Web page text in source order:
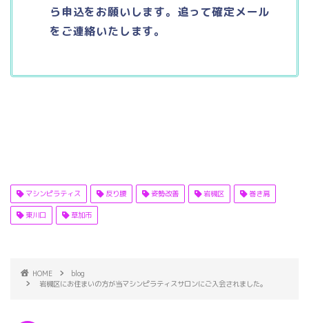
ら申込をお願いします。追って確定メール
をご連絡いたします。
マシンピラティス 反り腰 姿勢改善 岩槻区 巻き肩
東川口 草加市
HOME
blog
岩槻区にお住まいの方が当マシンピラティスサロンにご入会されました。